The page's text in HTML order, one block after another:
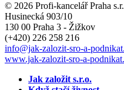
© 2026 Profi-kancelář Praha
Husinecká 903/10
130 00 Praha 3 - Žižkov
(+420) 226 258 216
info@jak-zalozit-sro-a-
www.jak-zalozit-sro-a-
Jak založit s.r.o.